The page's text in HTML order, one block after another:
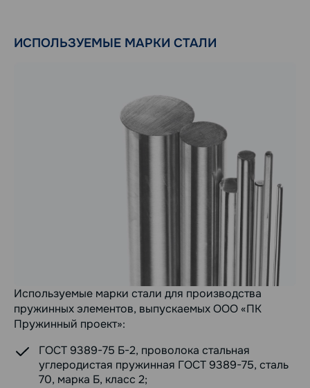
ИСПОЛЬЗУЕМЫЕ МАРКИ СТАЛИ
Используемые марки стали для производства
пружинных элементов, выпускаемых ООО «ПК
Пружинный проект»:
ГОСТ 9389-75 Б-2, проволока стальная
углеродистая пружинная ГОСТ 9389-75, сталь
70, марка Б, класс 2;